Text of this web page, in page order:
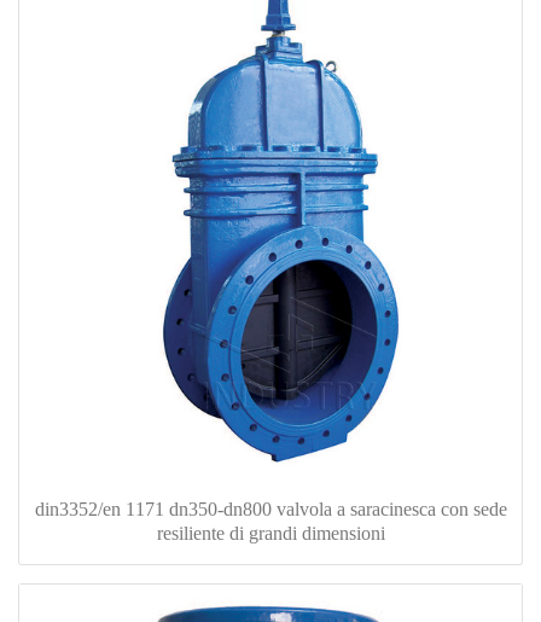
din3352/en 1171 dn350-dn800 valvola a saracinesca con sede
resiliente di grandi dimensioni